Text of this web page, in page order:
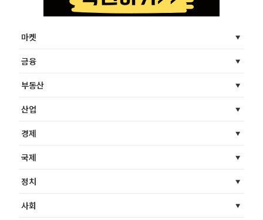
마켓
금융
부동산
산업
경제
국제
정치
사회